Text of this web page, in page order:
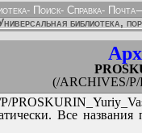
- Поиск- Справка- Почта
библиотека,
(/ARCHIVES/P/
Все